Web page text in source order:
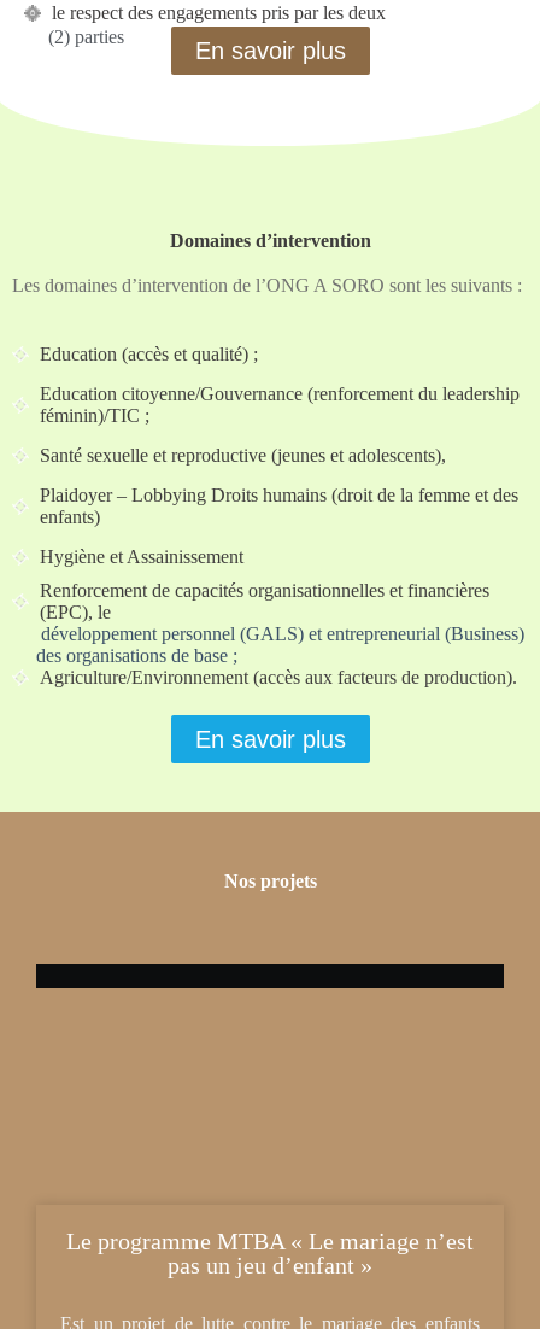
le respect des engagements pris par les deux
(2) parties
En savoir plus
Domaines d’intervention
Les domaines d’intervention de l’ONG A SORO sont les suivants :
Education (accès et qualité) ;
Education citoyenne/Gouvernance (renforcement du leadership
féminin)/TIC ;
Santé sexuelle et reproductive (jeunes et adolescents),
Plaidoyer – Lobbying Droits humains (droit de la femme et des
enfants)
Hygiène et Assainissement
Renforcement de capacités organisationnelles et financières
(EPC), le
développement personnel (GALS) et entrepreneurial (Business)
des organisations de base ;
Agriculture/Environnement (accès aux facteurs de production).
En savoir plus
Nos projets
Le programme MTBA « Le mariage n’est
pas un jeu d’enfant »
Est un projet de lutte contre le mariage des enfants